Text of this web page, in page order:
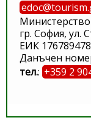
гр. София, ул.
ЕИК 176789478
Данъчен
тел.: +359 2